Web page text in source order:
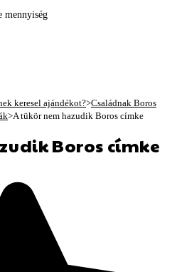
mennyiség
keresel ajándékot?>Családnak Boros
>A tükör nem hazudik Boros címke
Boros címke